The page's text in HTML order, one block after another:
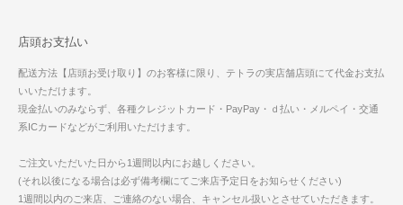
店頭お支払い
配送方法【店頭お受け取り】のお客様に限り、テトラの実店舗店頭にて代金お支払
いいただけます。
現金払いのみならず、各種クレジットカード・PayPay・ｄ払い・メルペイ・交通
系ICカードなどがご利用いただけます。
ご注文いただいた日から1週間以内にお越しください。
(それ以後になる場合は必ず備考欄にてご来店予定日をお知らせください)
1週間以内のご来店、ご連絡のない場合、キャンセル扱いとさせていただきます。